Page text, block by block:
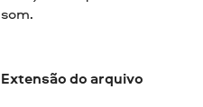
som.
Extensão do arquivo